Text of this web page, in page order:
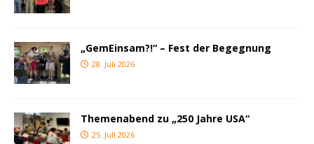
„GemEinsam?!“ – Fest der Begegnung
28. Juli 2026
Themenabend zu „250 Jahre USA“
25. Juli 2026